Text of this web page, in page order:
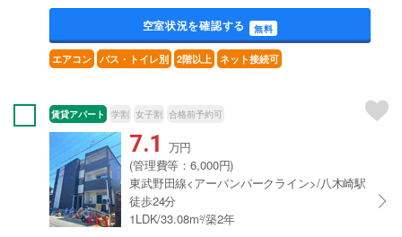
空室状況を確認する 無料
エアコン バス・トイレ別 2階以上 ネット接続可
賃貸アパート 学割 女子割 合格前予約可
7.1 万円
(管理費等：6,000円)
東武野田線<アーバンパークライン>/八木崎駅
徒歩24分
1LDK/33.08m²/築2年